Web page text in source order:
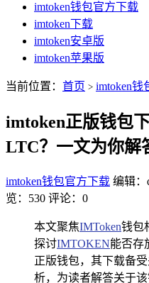
imtoken钱包官方下载
imtoken下载
imtoken安卓版
imtoken苹果版
当前位置： 首页 > imtoken钱
imtoken正版钱包
LTC？一文为你解
imtoken钱包官方下载 编辑：
览：530 评论：0
本文聚焦IMToken钱包
探讨IMTOKEN能否存
正版钱包，其下载备
析，为读者解答关于